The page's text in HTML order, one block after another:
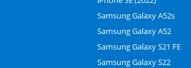
Samsung Galaxy A52s
Samsung Galaxy A52
Samsung Galaxy S21 FE
Samsung Galaxy S22